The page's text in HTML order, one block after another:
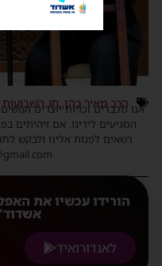
הרב מאיר כהן, חג השבועות
אנו מכבדים זכויות יוצרים
המגיעים לידינו. אם זיהיתים
רשאים לפנות אלינו ולבקש
הורידו עכשיו את
אשדוד'
לאנדורואיד